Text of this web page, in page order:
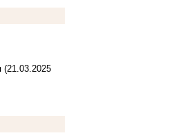
(21.03.2025